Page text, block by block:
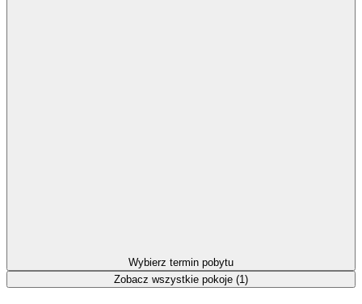
Wybierz termin pobytu
Zobacz wszystkie pokoje (1)